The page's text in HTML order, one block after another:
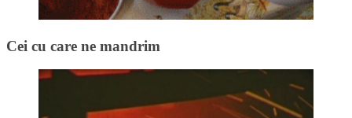
Cei cu care ne mandrim